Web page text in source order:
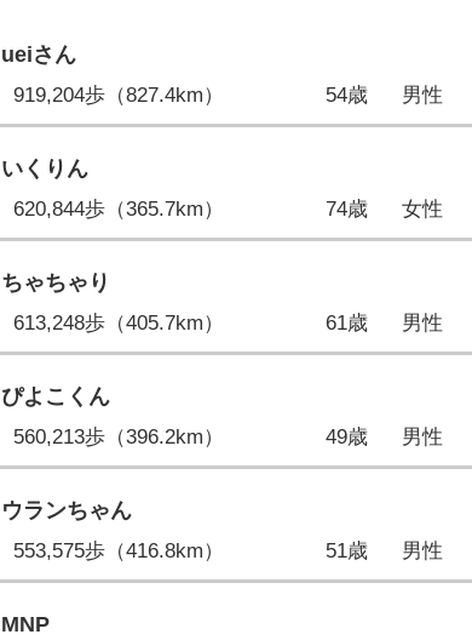
ueiさん
919,204歩（827.4km） 54歳 男性
いくりん
620,844歩（365.7km） 74歳 女性
ちゃちゃり
613,248歩（405.7km） 61歳 男性
ぴよこくん
560,213歩（396.2km） 49歳 男性
ウランちゃん
553,575歩（416.8km） 51歳 男性
MNP